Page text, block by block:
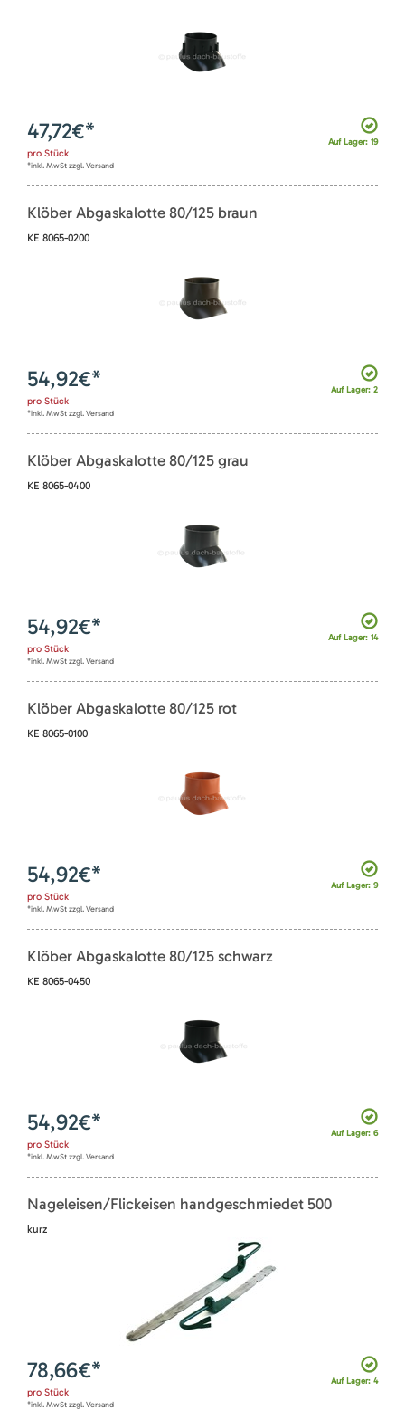
Auf Lager: 19
47,72€*
pro Stück
*inkl. MwSt zzgl. Versand
Klöber Abgaskalotte 80/125 braun
KE 8065-0200
Auf Lager: 2
54,92€*
pro Stück
*inkl. MwSt zzgl. Versand
Klöber Abgaskalotte 80/125 grau
KE 8065-0400
Auf Lager: 14
54,92€*
pro Stück
*inkl. MwSt zzgl. Versand
Klöber Abgaskalotte 80/125 rot
KE 8065-0100
Auf Lager: 9
54,92€*
pro Stück
*inkl. MwSt zzgl. Versand
Klöber Abgaskalotte 80/125 schwarz
KE 8065-0450
Auf Lager: 6
54,92€*
pro Stück
*inkl. MwSt zzgl. Versand
Nageleisen/Flickeisen handgeschmiedet 500
kurz
Auf Lager: 4
78,66€*
pro Stück
*inkl. MwSt zzgl. Versand